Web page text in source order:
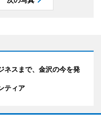
ネスまで、金沢の今を発
ティア